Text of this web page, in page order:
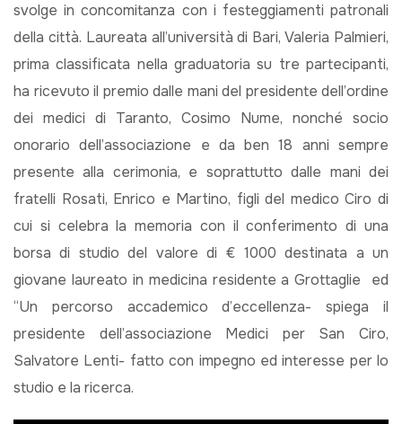
svolge in concomitanza con i festeggiamenti patronali
della città. Laureata all’università di Bari, Valeria Palmieri,
prima classificata nella graduatoria su tre partecipanti,
ha ricevuto il premio dalle mani del presidente dell’ordine
dei medici di Taranto, Cosimo Nume, nonché socio
onorario dell’associazione e da ben 18 anni sempre
presente alla cerimonia, e soprattutto dalle mani dei
fratelli Rosati, Enrico e Martino, figli del medico Ciro di
cui si celebra la memoria con il conferimento di una
borsa di studio del valore di € 1000 destinata a un
giovane laureato in medicina residente a Grottaglie ed
“Un percorso accademico d’eccellenza- spiega il
presidente dell’associazione Medici per San Ciro,
Salvatore Lenti- fatto con impegno ed interesse per lo
studio e la ricerca.